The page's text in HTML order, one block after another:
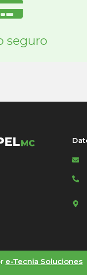
seguro
e-Tecnia Soluciones